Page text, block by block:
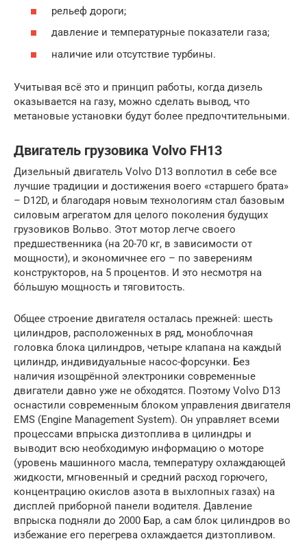
рельеф дороги;
давление и температурные показатели газа;
наличие или отсутствие турбины.
Учитывая всё это и принцип работы, когда дизель
оказывается на газу, можно сделать вывод, что
метановые установки будут более предпочтительными.
Двигатель грузовика Volvo FH13
Дизельный двигатель Volvo D13 воплотил в себе все
лучшие традиции и достижения воего «старшего брата»
– D12D, и благодаря новым технологиям стал базовым
силовым агрегатом для целого поколения будущих
грузовиков Вольво. Этот мотор легче своего
предшественника (на 20-70 кг, в зависимости от
мощности), и экономичнее его – по заверениям
конструкторов, на 5 процентов. И это несмотря на
бо́льшую мощность и тяговитость.
Общее строение двигателя осталась прежней: шесть
цилиндров, расположенных в ряд, моноблочная
головка блока цилиндров, четыре клапана на каждый
цилиндр, индивидуальные насос-форсунки. Без
наличия изощрённой электроники современные
двигатели давно уже не обходятся. Поэтому Volvo D13
оснастили современным блоком управления двигателя
EMS (Engine Management System). Он управляет всеми
процессами впрыска дизтоплива в цилиндры и
выводит всю необходимую информацию о моторе
(уровень машинного масла, температуру охлаждающей
жидкости, мгновенный и средний расход горючего,
концентрацию окислов азота в выхлопных газах) на
дисплей приборной панели водителя. Давление
впрыска подняли до 2000 Бар, а сам блок цилиндров во
избежание его перегрева охлаждается дизтопливом.